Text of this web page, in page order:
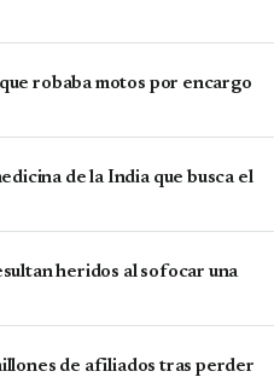
robaba motos por encargo
de la India que busca el
heridos al sofocar una
de afiliados tras perder